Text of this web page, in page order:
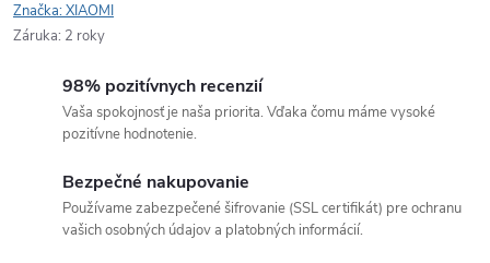
Značka:XIAOMI
Záruka: 2 roky
98% pozitívnych recenzií
Vaša spokojnosť je naša priorita. Vďaka čomu máme vysoké
pozitívne hodnotenie.
Bezpečné nakupovanie
Používame zabezpečené šifrovanie (SSL certifikát) pre ochranu
vašich osobných údajov a platobných informácií.